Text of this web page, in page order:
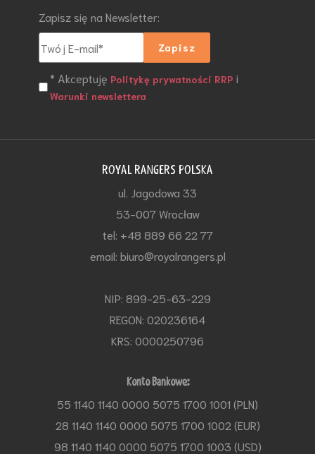
Zapisz się na Newsletter:
* AkceptujęPolitykę prywatności RRP i
Warunki newslettera
ROYAL RANGERS POLSKA
ul. Jagodowa 33
53-007 Wrocław
tel: +48 889 66 22 77
email: biuro@royalrangers.pl
NIP: 899-25-63-229
REGON: 020236164
KRS: 0000250796
Konto Bankowe:
55 1140 1140 0000 5075 1700 1001 (PLN)
28 1140 1140 0000 5075 1700 1002 (EUR)
98 1140 1140 0000 5075 1700 1003 (USD)